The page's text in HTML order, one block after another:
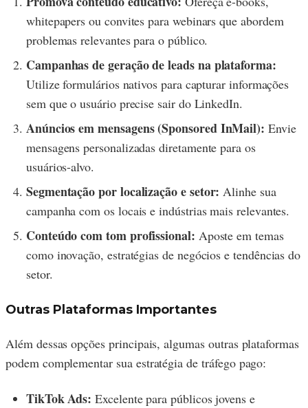
whitepapers ou convites para webinars que abordem
problemas relevantes para o público.
Campanhas de geração de leads na plataforma:
Utilize formulários nativos para capturar informações
sem que o usuário precise sair do LinkedIn.
Anúncios em mensagens (Sponsored InMail): Envie
mensagens personalizadas diretamente para os
usuários-alvo.
Segmentação por localização e setor: Alinhe sua
campanha com os locais e indústrias mais relevantes.
Conteúdo com tom profissional: Aposte em temas
como inovação, estratégias de negócios e tendências do
setor.
Outras Plataformas Importantes
Além dessas opções principais, algumas outras plataformas
podem complementar sua estratégia de tráfego pago:
TikTok Ads: Excelente para públicos jovens e